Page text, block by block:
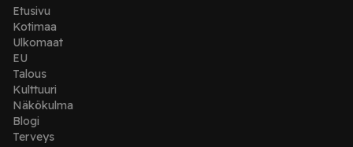
Etusivu
Kotimaa
Ulkomaat
EU
Talous
Kulttuuri
Näkökulma
Blogi
Terveys